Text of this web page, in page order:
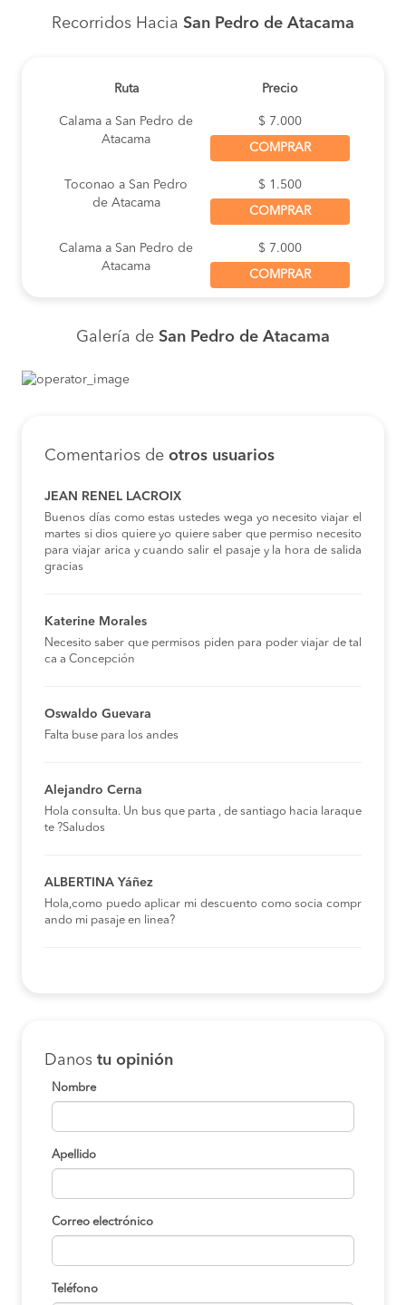
San Pedro de Atacama
Dirección:
Dirección: Terminal de Buses San Pedro de
Atacama
Calle Tumisa Terminal de Buses
Dirección:
Recorridos Hacia San Pedro de Atacama
Ruta Precio
Calama a San Pedro de
Atacama
$ 7.000
COMPRAR
Toconao a San Pedro
de Atacama
$ 1.500
COMPRAR
Calama a San Pedro de
Atacama
$ 7.000
COMPRAR
Atacama
COMPRAR
Galería de San Pedro de Atacama
Comentarios de otros usuarios
JEAN RENEL LACROIX
Buenos días como estas ustedes wega yo necesito viajar el
martes si dios quiere yo quiere saber que permiso necesito
para viajar arica y cuando salir el pasaje y la hora de salida
gracias
Katerine Morales
Necesito saber que permisos piden para poder viajar de tal
ca a Concepción
Oswaldo Guevara
Falta buse para los andes
Alejandro Cerna
Hola consulta. Un bus que parta , de santiago hacia laraque
te ?Saludos
ALBERTINA Yáñez
Hola,como puedo aplicar mi descuento como socia compr
ando mi pasaje en linea?
Danos tu opinión
Nombre
Apellido
Correo electrónico
Teléfono